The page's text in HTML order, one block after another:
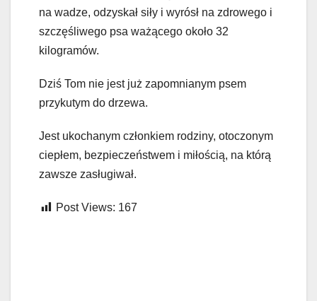
na wadze, odzyskał siły i wyrósł na zdrowego i
szczęśliwego psa ważącego około 32
kilogramów.
Dziś Tom nie jest już zapomnianym psem
przykutym do drzewa.
Jest ukochanym członkiem rodziny, otoczonym
ciepłem, bezpieczeństwem i miłością, na którą
zawsze zasługiwał.
Post Views: 167